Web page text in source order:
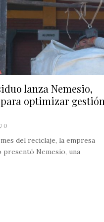
lanza Nemesio,
optimizar
0
del reciclaje, la empresa
presentó Nemesio, una